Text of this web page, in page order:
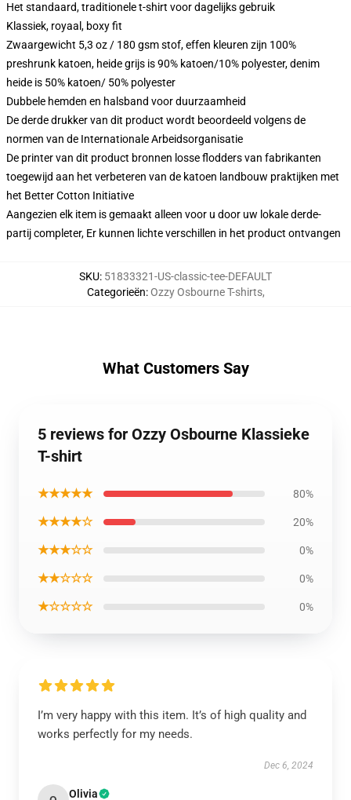
Het standaard, traditionele t-shirt voor dagelijks gebruik
Klassiek, royaal, boxy fit
Zwaargewicht 5,3 oz / 180 gsm stof, effen kleuren zijn 100%
preshrunk katoen, heide grijs is 90% katoen/10% polyester, denim
heide is 50% katoen/ 50% polyester
Dubbele hemden en halsband voor duurzaamheid
De derde drukker van dit product wordt beoordeeld volgens de
normen van de Internationale Arbeidsorganisatie
De printer van dit product bronnen losse flodders van fabrikanten
toegewijd aan het verbeteren van de katoen landbouw praktijken met
het Better Cotton Initiative
Aangezien elk item is gemaakt alleen voor u door uw lokale derde-
partij completer, Er kunnen lichte verschillen in het product ontvangen
SKU: 51833321-US-classic-tee-DEFAULT
Categorieën:Ozzy Osbourne T-shirts,
What Customers Say
5 reviews for Ozzy Osbourne Klassieke
T-shirt
★★★★★ 80%
★★★★☆ 20%
★★★☆☆ 0%
★★☆☆☆ 0%
★☆☆☆☆ 0%
I’m very happy with this item. It’s of high quality and
works perfectly for my needs.
Dec 6, 2024
Olivia